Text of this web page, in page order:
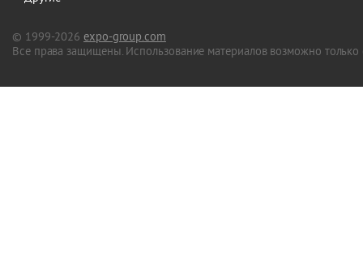
© 1999-2026 expo-group.com
Все права защищены. Использование материалов возможно